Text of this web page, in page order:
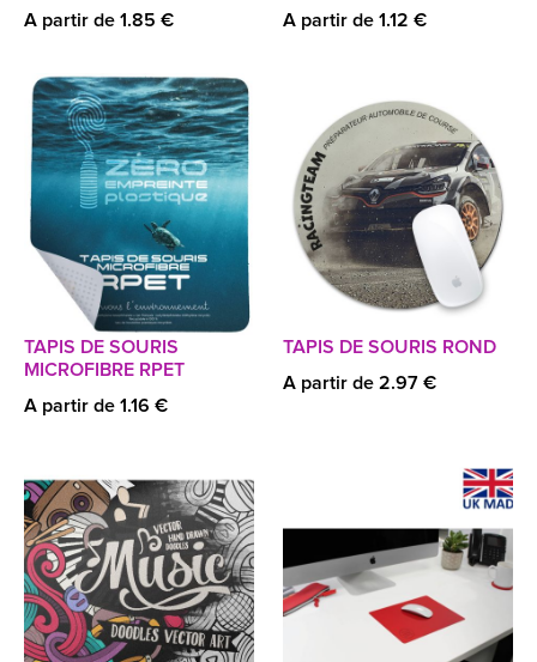
A partir de 1.85 €
A partir de 1.12 €
TAPIS DE SOURIS
MICROFIBRE RPET
A partir de 1.16 €
TAPIS DE SOURIS ROND
A partir de 2.97 €